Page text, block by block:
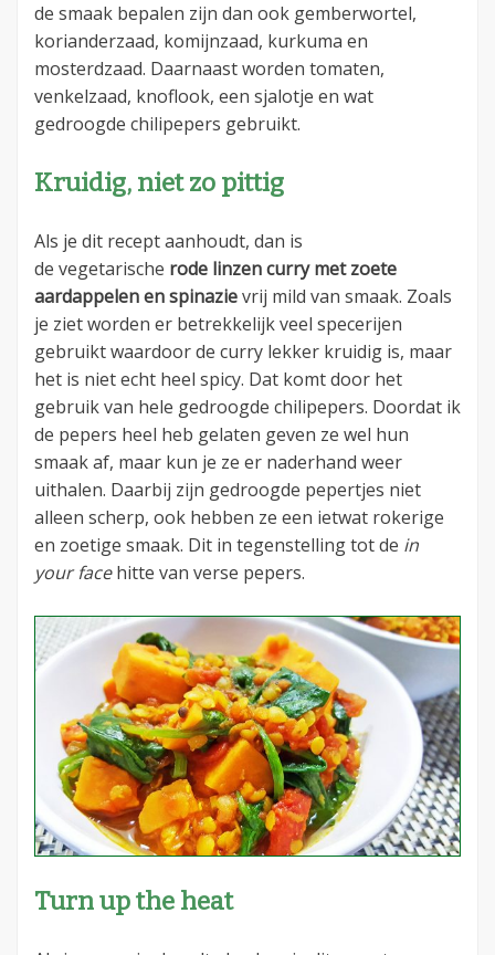
de smaak bepalen zijn dan ook gemberwortel,
korianderzaad, komijnzaad, kurkuma en
mosterdzaad. Daarnaast worden tomaten,
venkelzaad, knoflook, een sjalotje en wat
gedroogde chilipepers gebruikt.
Kruidig, niet zo pittig
Als je dit recept aanhoudt, dan is
de vegetarische rode linzen curry met zoete
aardappelen en spinazievrij mild van smaak. Zoals
je ziet worden er betrekkelijk veel specerijen
gebruikt waardoor de curry lekker kruidig is, maar
het is niet echt heel spicy. Dat komt door het
gebruik van hele gedroogde chilipepers. Doordat ik
de pepers heel heb gelaten geven ze wel hun
smaak af, maar kun je ze er naderhand weer
uithalen. Daarbij zijn gedroogde pepertjes niet
alleen scherp, ook hebben ze een ietwat rokerige
en zoetige smaak. Dit in tegenstelling tot de in
your facehitte van verse pepers.
Turn up the heat